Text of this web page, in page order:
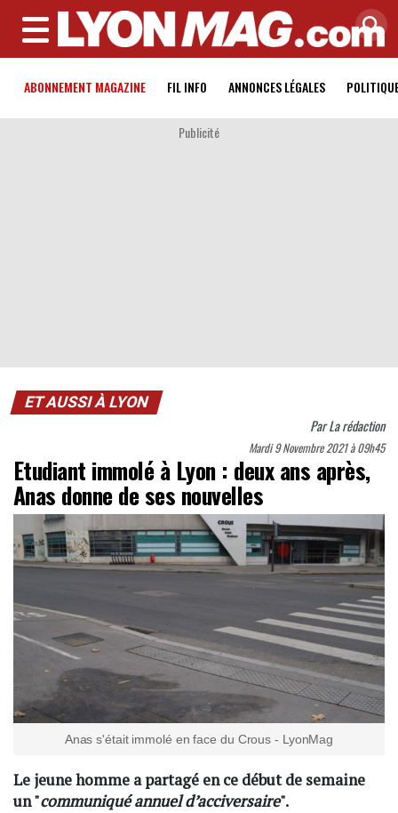
MENU
ABONNEMENT MAGAZINE FIL INFO ANNONCES LÉGALES
Publicité
ET AUSSI À LYON
ParLa rédaction
Mardi 9 Novembre 2021 à 09h45
Etudiant immolé à Lyon : deux ans après,
Anas donne de ses nouvelles
Anas s'était immolé en face du Crous - LyonMag
Le jeune homme a partagé en ce début de semaine
un "communiqué annuel d’acciversaire".